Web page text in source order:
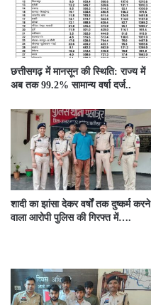
छत्तीसगढ़ में मानसून की स्थिति: राज्य में
अब तक 99.2% सामान्य वर्षा दर्ज..
शादी का झांसा देकर वर्षों तक दुष्कर्म करने
वाला आरोपी पुलिस की गिरफ्त में….